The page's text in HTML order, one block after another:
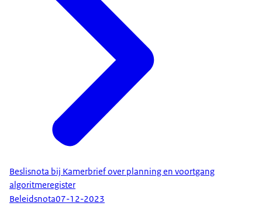
Beslisnota bij Kamerbrief over planning en voortgang
algoritmeregister
Beleidsnota07-12-2023